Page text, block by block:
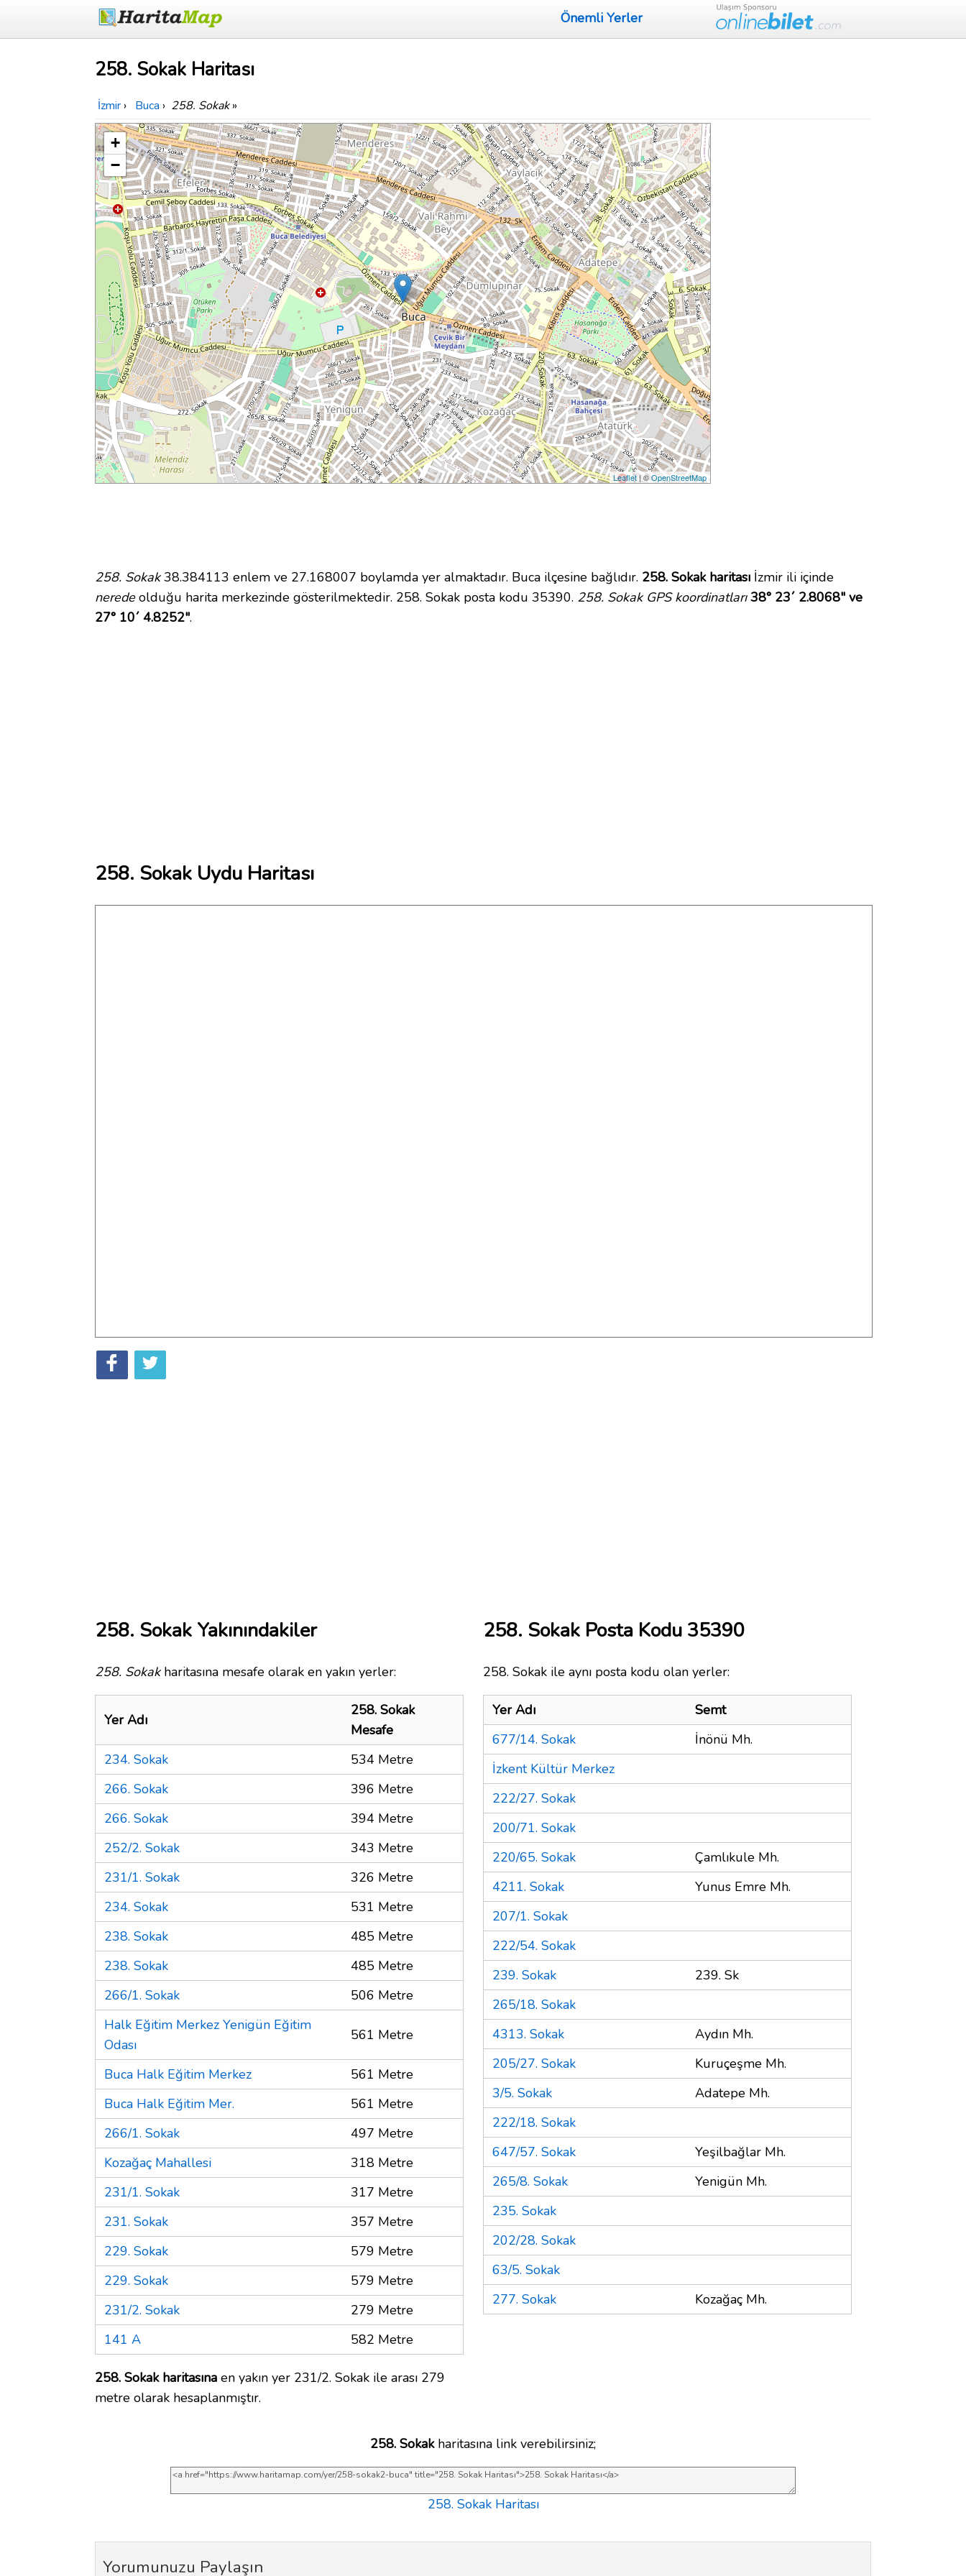
Önemli Yerler
258. Sokak Haritası
İzmir › Buca › 258. Sokak»
+
−
Leaflet| ©OpenStreetMap
258. Sokak38.384113 enlem ve 27.168007 boylamda yer almaktadır. Buca ilçesine bağlıdır. 258. Sokak haritası İzmir ili içinde
neredeolduğu harita merkezinde gösterilmektedir. 258. Sokak posta kodu 35390. 258. Sokak GPS koordinatları 38° 23´ 2.8068" ve
27° 10´ 4.8252".
258. Sokak Uydu Haritası
258. Sokak Yakınındakiler
258. Sokakharitasına mesafe olarak en yakın yerler:
Yer Adı
258. Sokak
Mesafe
234. Sokak
534 Metre
266. Sokak
396 Metre
266. Sokak
394 Metre
252/2. Sokak
343 Metre
231/1. Sokak
326 Metre
234. Sokak
531 Metre
238. Sokak
485 Metre
238. Sokak
485 Metre
266/1. Sokak
506 Metre
Halk Eğitim Merkez Yenigün Eğitim
Odası
561 Metre
Buca Halk Eğitim Merkez
561 Metre
Buca Halk Eğitim Mer.
561 Metre
266/1. Sokak
497 Metre
Kozağaç Mahallesi
318 Metre
231/1. Sokak
317 Metre
231. Sokak
357 Metre
229. Sokak
579 Metre
229. Sokak
579 Metre
231/2. Sokak
279 Metre
141 A
582 Metre
258. Sokak haritasına en yakın yer 231/2. Sokak ile arası 279
metre olarak hesaplanmıştır.
258. Sokak Posta Kodu 35390
258. Sokak ile aynı posta kodu olan yerler:
Yer Adı
Semt
677/14. Sokak
İnönü Mh.
İzkent Kültür Merkez
222/27. Sokak
200/71. Sokak
220/65. Sokak
Çamlıkule Mh.
4211. Sokak
Yunus Emre Mh.
207/1. Sokak
222/54. Sokak
239. Sokak
239. Sk
265/18. Sokak
4313. Sokak
Aydın Mh.
205/27. Sokak
Kuruçeşme Mh.
3/5. Sokak
Adatepe Mh.
222/18. Sokak
647/57. Sokak
Yeşilbağlar Mh.
265/8. Sokak
Yenigün Mh.
235. Sokak
202/28. Sokak
63/5. Sokak
277. Sokak
Kozağaç Mh.
258. Sokakharitasına link verebilirsiniz;
258. Sokak Haritası
Yorumunuzu Paylaşın